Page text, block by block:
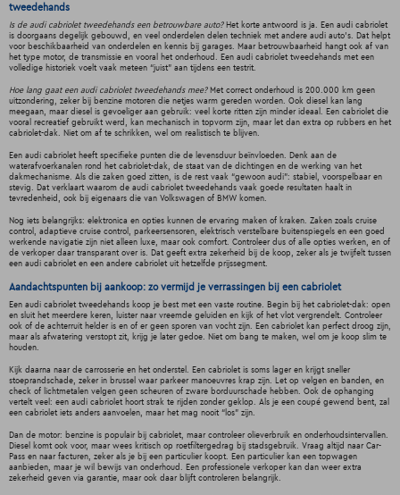
tweedehands
Is de audi cabriolet tweedehands een betrouwbare auto?Het korte antwoord is ja. Een audi cabriolet
is doorgaans degelijk gebouwd, en veel onderdelen delen techniek met andere audi auto’s. Dat helpt
voor beschikbaarheid van onderdelen en kennis bij garages. Maar betrouwbaarheid hangt ook af van
het type motor, de transmissie en vooral het onderhoud. Een audi cabriolet tweedehands met een
volledige historiek voelt vaak meteen “juist” aan tijdens een testrit.
Hoe lang gaat een audi cabriolet tweedehands mee?Met correct onderhoud is 200.000 km geen
uitzondering, zeker bij benzine motoren die netjes warm gereden worden. Ook diesel kan lang
meegaan, maar diesel is gevoeliger aan gebruik: veel korte ritten zijn minder ideaal. Een cabriolet die
vooral recreatief gebruikt werd, kan mechanisch in topvorm zijn, maar let dan extra op rubbers en het
cabriolet-dak. Niet om af te schrikken, wel om realistisch te blijven.
Een audi cabriolet heeft specifieke punten die de levensduur beïnvloeden. Denk aan de
waterafvoerkanalen rond het cabriolet-dak, de staat van de dichtingen en de werking van het
dakmechanisme. Als die zaken goed zitten, is de rest vaak “gewoon audi”: stabiel, voorspelbaar en
stevig. Dat verklaart waarom de audi cabriolet tweedehands vaak goede resultaten haalt in
tevredenheid, ook bij eigenaars die van Volkswagen of BMW komen.
Nog iets belangrijks: elektronica en opties kunnen de ervaring maken of kraken. Zaken zoals cruise
control, adaptieve cruise control, parkeersensoren, elektrisch verstelbare buitenspiegels en een goed
werkende navigatie zijn niet alleen luxe, maar ook comfort. Controleer dus of alle opties werken, en of
de verkoper daar transparant over is. Dat geeft extra zekerheid bij de koop, zeker als je twijfelt tussen
een audi cabriolet en een andere cabriolet uit hetzelfde prijssegment.
Aandachtspunten bij aankoop: zo vermijd je verrassingen bij een cabriolet
Een audi cabriolet tweedehands koop je best met een vaste routine. Begin bij het cabriolet-dak: open
en sluit het meerdere keren, luister naar vreemde geluiden en kijk of het vlot vergrendelt. Controleer
ook of de achterruit helder is en of er geen sporen van vocht zijn. Een cabriolet kan perfect droog zijn,
maar als afwatering verstopt zit, krijg je later gedoe. Niet om bang te maken, wel om je koop slim te
houden.
Kijk daarna naar de carrosserie en het onderstel. Een cabriolet is soms lager en krijgt sneller
stoeprandschade, zeker in brussel waar parkeer manoeuvres krap zijn. Let op velgen en banden, en
check of lichtmetalen velgen geen scheuren of zware borduurschade hebben. Ook de ophanging
vertelt veel: een audi cabriolet hoort strak te rijden zonder geklop. Als je een coupé gewend bent, zal
een cabriolet iets anders aanvoelen, maar het mag nooit “los” zijn.
Dan de motor: benzine is populair bij cabriolet, maar controleer olieverbruik en onderhoudsintervallen.
Diesel komt ook voor, maar wees kritisch op roetfiltergedrag bij stadsgebruik. Vraag altijd naar Car-
Pass en naar facturen, zeker als je bij een particulier koopt. Een particulier kan een topwagen
aanbieden, maar je wil bewijs van onderhoud. Een professionele verkoper kan dan weer extra
zekerheid geven via garantie, maar ook daar blijft controleren belangrijk.